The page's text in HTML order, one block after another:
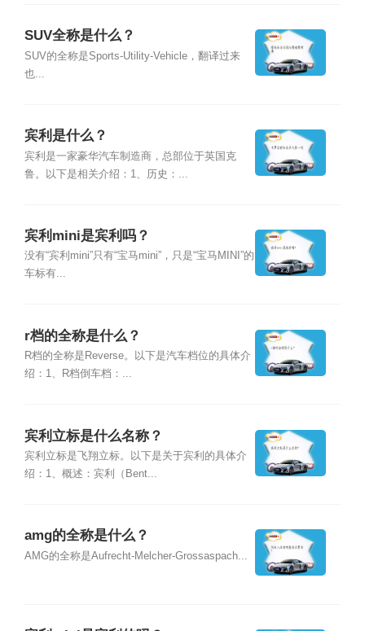
SUV全称是什么？
SUV的全称是Sports-Utility-Vehicle，翻译过来
也...
宾利是什么？
宾利是一家豪华汽车制造商，总部位于英国克
鲁。以下是相关介绍：1、历史：...
宾利mini是宾利吗？
没有“宾利mini”只有“宝马mini”，只是“宝马MINI”的
车标有...
r档的全称是什么？
R档的全称是Reverse。以下是汽车档位的具体介
绍：1、R档倒车档：...
宾利立标是什么名称？
宾利立标是飞翔立标。以下是关于宾利的具体介
绍：1、概述：宾利（Bent...
amg的全称是什么？
AMG的全称是Aufrecht-Melcher-Grossaspach...